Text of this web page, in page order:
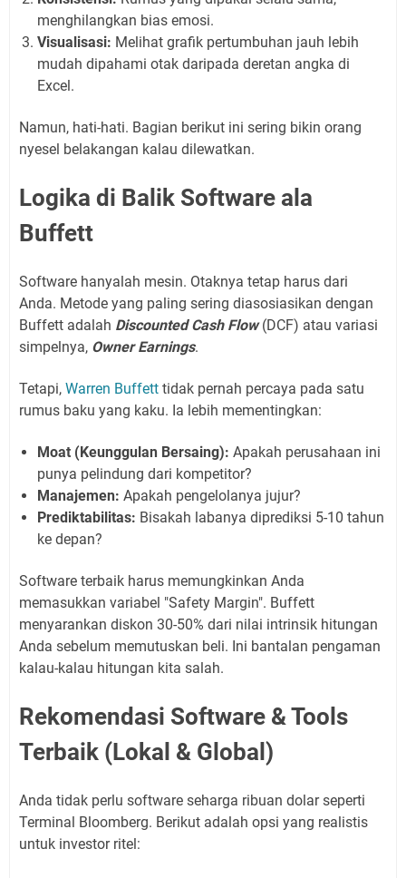
menghilangkan bias emosi.
Visualisasi: Melihat grafik pertumbuhan jauh lebih
mudah dipahami otak daripada deretan angka di
Excel.
Namun, hati-hati. Bagian berikut ini sering bikin orang
nyesel belakangan kalau dilewatkan.
Logika di Balik Software ala
Buffett
Software hanyalah mesin. Otaknya tetap harus dari
Anda. Metode yang paling sering diasosiasikan dengan
Buffett adalah Discounted Cash Flow(DCF) atau variasi
simpelnya, Owner Earnings.
Tetapi, Warren Buffett tidak pernah percaya pada satu
rumus baku yang kaku. Ia lebih mementingkan:
Moat (Keunggulan Bersaing): Apakah perusahaan ini
punya pelindung dari kompetitor?
Manajemen: Apakah pengelolanya jujur?
Prediktabilitas: Bisakah labanya diprediksi 5-10 tahun
ke depan?
Software terbaik harus memungkinkan Anda
memasukkan variabel "Safety Margin". Buffett
menyarankan diskon 30-50% dari nilai intrinsik hitungan
Anda sebelum memutuskan beli. Ini bantalan pengaman
kalau-kalau hitungan kita salah.
Rekomendasi Software & Tools
Terbaik (Lokal & Global)
Anda tidak perlu software seharga ribuan dolar seperti
Terminal Bloomberg. Berikut adalah opsi yang realistis
untuk investor ritel: